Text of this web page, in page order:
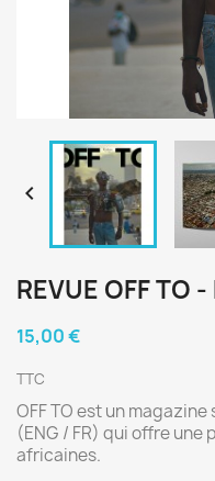

REVUE OFF TO
15,00 €
TTC
OFF TO est un
(ENG / FR) qui offre une
africaines.